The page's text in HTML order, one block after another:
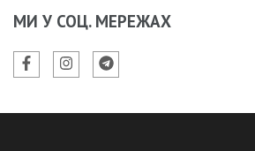
МИ У СОЦ. МЕРЕЖАХ